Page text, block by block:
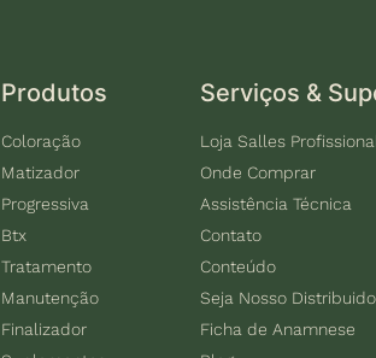
Produtos
Coloração
Matizador
Progressiva
Btx
Tratamento
Manutenção
Finalizador
Serviços &
Loja Salles Profissional
Onde Comprar
Assistência Técnica
Contato
Conteúdo
Seja Nosso
Ficha de Anamnese